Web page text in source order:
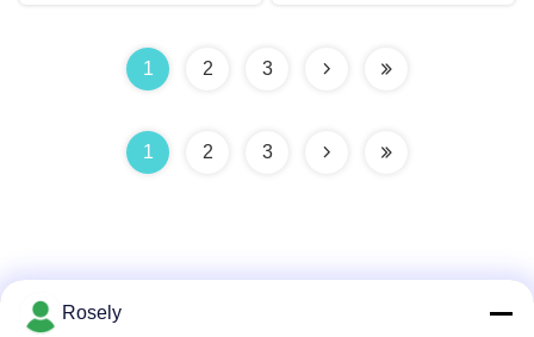
1 2 3
1 2 3
Rosely